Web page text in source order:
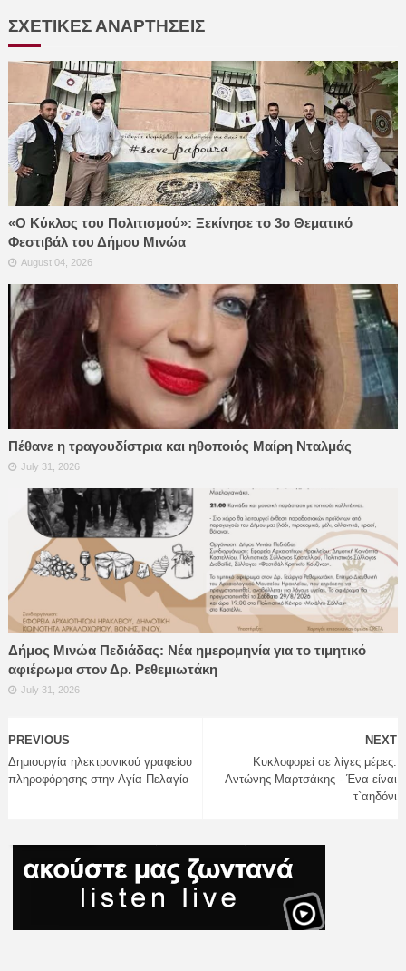
ΣΧΕΤΙΚΕΣ ΑΝΑΡΤΗΣΕΙΣ
«Ο Κύκλος του Πολιτισμού»: Ξεκίνησε το 3ο Θεματικό
Φεστιβάλ του Δήμου Μινώα
August 04, 2026
Πέθανε η τραγουδίστρια και ηθοποιός Μαίρη Νταλμάς
July 31, 2026
Δήμος Μινώα Πεδιάδας: Νέα ημερομηνία για το τιμητικό
αφιέρωμα στον Δρ. Ρεθεμιωτάκη
July 31, 2026
NEXT
Κυκλοφορεί σε λίγες μέρες:
Αντώνης Μαρτσάκης - Ένα είναι
τ`αηδόνι
PREVIOUS
Δημιουργία ηλεκτρονικού γραφείου
πληροφόρησης στην Αγία Πελαγία